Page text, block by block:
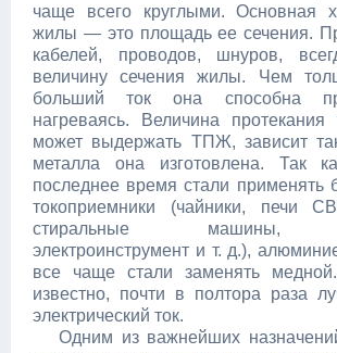
чаще всего круглыми. Основная
жилы — это площадь ее сечения.
кабелей, проводов, шнуров,
величину сечения жилы. Чем
больший ток она способна
нагреваясь. Величина протекания
может выдержать ТПЖ, зависит
металла она изготовлена. Так
последнее время стали
токоприемники (чайники, печи
стиральные машины,
электроинструмент и т. д.),
все чаще стали заменять
известно, почти в полтора раза
электрический ток.
Одним из важнейших